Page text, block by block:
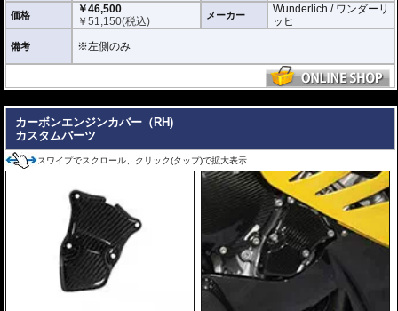
価格
￥46,500
￥51,150(税込) メーカー
Wunderlich / ワンダーリ
ッヒ
備考 ※左側のみ
カーボンエンジンカバー（RH)
カスタムパーツ
スワイプでスクロール、クリック(タップ)で拡大表示